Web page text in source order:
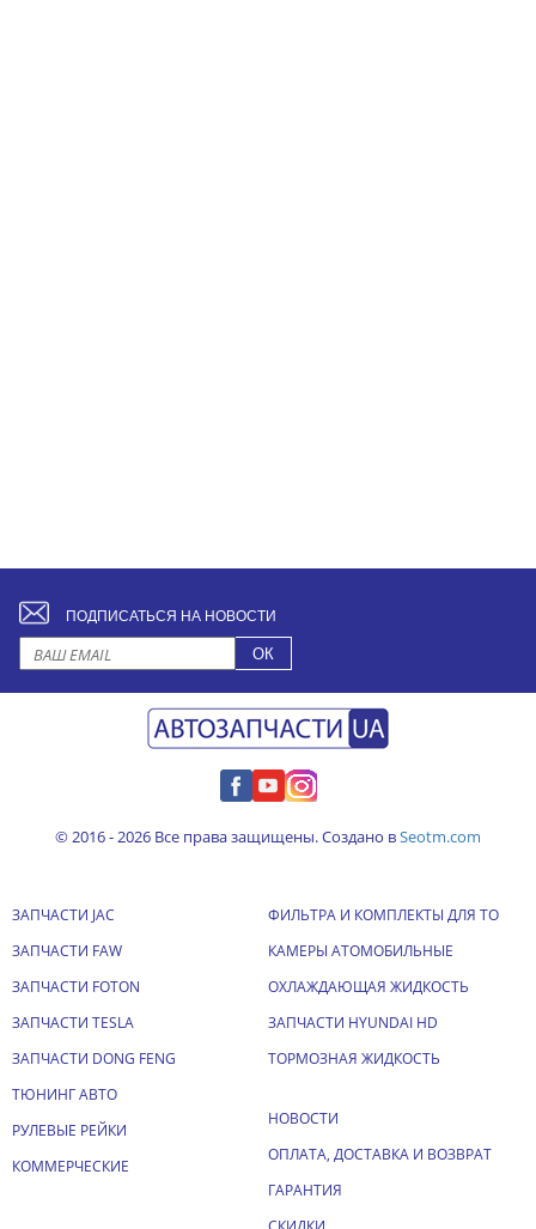
ПОДПИСАТЬСЯ НА НОВОСТИ
© 2016 - 2026 Все права защищены. Создано вSeotm.com
ЗАПЧАСТИ JAC
ЗАПЧАСТИ FAW
ЗАПЧАСТИ FOTON
ЗАПЧАСТИ TESLA
ЗАПЧАСТИ DONG FENG
ТЮНИНГ АВТО
РУЛЕВЫЕ РЕЙКИ
КОММЕРЧЕСКИЕ
ФИЛЬТРА И КОМПЛЕКТЫ ДЛЯ ТО
КАМЕРЫ АТОМОБИЛЬНЫЕ
ОХЛАЖДАЮЩАЯ ЖИДКОСТЬ
ЗАПЧАСТИ HYUNDAI HD
ТОРМОЗНАЯ ЖИДКОСТЬ
НОВОСТИ
ОПЛАТА, ДОСТАВКА И ВОЗВРАТ
ГАРАНТИЯ